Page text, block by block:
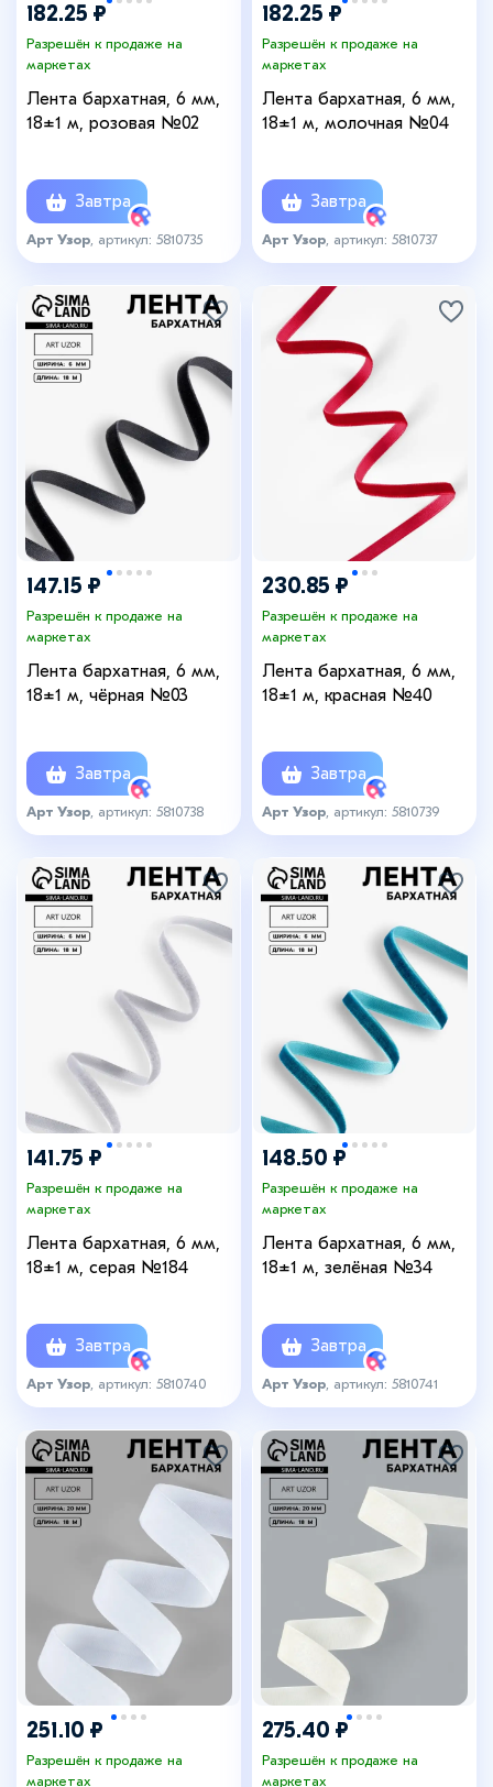
182.25 ₽
Разрешён к продаже на
маркетах
Лента бархатная, 6 мм,
18±1 м, розовая №02
Завтра
Арт Узор , артикул: 5810735
182.25 ₽
Разрешён к продаже на
маркетах
Лента бархатная, 6 мм,
18±1 м, молочная №04
Завтра
Арт Узор , артикул: 5810737
147.15 ₽
Разрешён к продаже на
маркетах
Лента бархатная, 6 мм,
18±1 м, чёрная №03
Завтра
Арт Узор , артикул: 5810738
230.85 ₽
Разрешён к продаже на
маркетах
Лента бархатная, 6 мм,
18±1 м, красная №40
Завтра
Арт Узор , артикул: 5810739
141.75 ₽
Разрешён к продаже на
маркетах
Лента бархатная, 6 мм,
18±1 м, серая №184
Завтра
Арт Узор , артикул: 5810740
148.50 ₽
Разрешён к продаже на
маркетах
Лента бархатная, 6 мм,
18±1 м, зелёная №34
Завтра
Арт Узор , артикул: 5810741
251.10 ₽
Разрешён к продаже на
маркетах
275.40 ₽
Разрешён к продаже на
маркетах